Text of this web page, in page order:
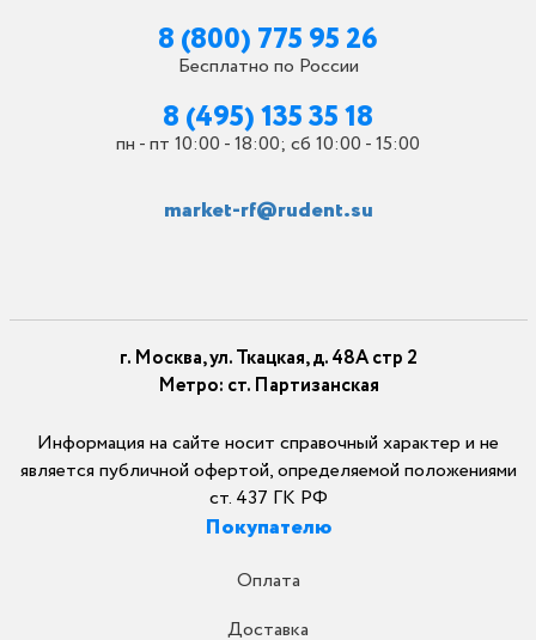
8 (800) 775 95 26
Бесплатно по России
8 (495) 135 35 18
пн - пт 10:00 - 18:00; сб 10:00 - 15:00
market-rf@rudent.su
г. Москва, ул. Ткацкая, д. 48А стр 2
Метро: ст. Партизанская
Информация на сайте носит справочный характер и не
является публичной офертой, определяемой положениями
ст. 437 ГК РФ
Покупателю
Оплата
Доставка